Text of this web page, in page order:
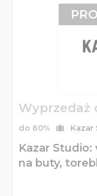
Wyprzedaż
do 60% Kazar
Kazar
na buty,